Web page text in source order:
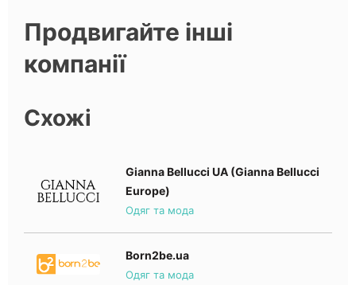
Продвигайте інші
компанії
Схожі
Gianna Bellucci UA (Gianna Bellucci
Europe)
Одяг та мода
Born2be.ua
Одяг та мода